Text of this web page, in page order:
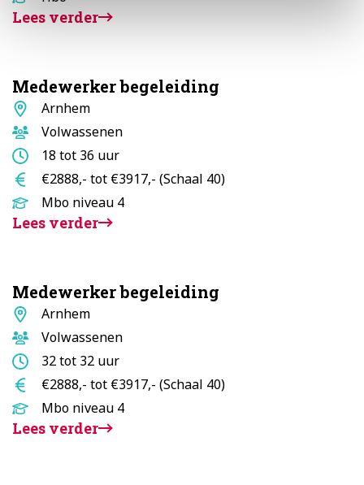
Lees verder
Medewerker begeleiding
Standplaats
Arnhem
Doelgroep
Volwassenen
Aantal
uur
18 tot 36 uur
Salaris€2888,- tot €3917,- (Schaal 40)
Opleidingsniveau
Mbo niveau 4
Lees verder
Medewerker begeleiding
Standplaats
Arnhem
Doelgroep
Volwassenen
Aantal
uur
32 tot 32 uur
Salaris€2888,- tot €3917,- (Schaal 40)
Opleidingsniveau
Mbo niveau 4
Lees verder